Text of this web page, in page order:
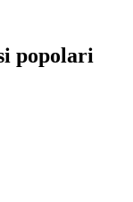
popolari